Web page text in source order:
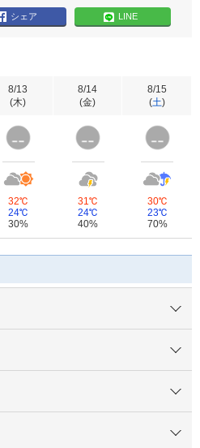
シェア LINE
8/13
(木)
32℃
24℃
30%
8/14
(金)
31℃
24℃
40%
8/15
(土)
30℃
23℃
70%